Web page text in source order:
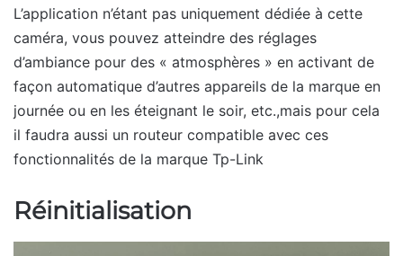
L’application n’étant pas uniquement dédiée à cette
caméra, vous pouvez atteindre des réglages
d’ambiance pour des « atmosphères » en activant de
façon automatique d’autres appareils de la marque en
journée ou en les éteignant le soir, etc.,mais pour cela
il faudra aussi un routeur compatible avec ces
fonctionnalités de la marque Tp-Link
Réinitialisation